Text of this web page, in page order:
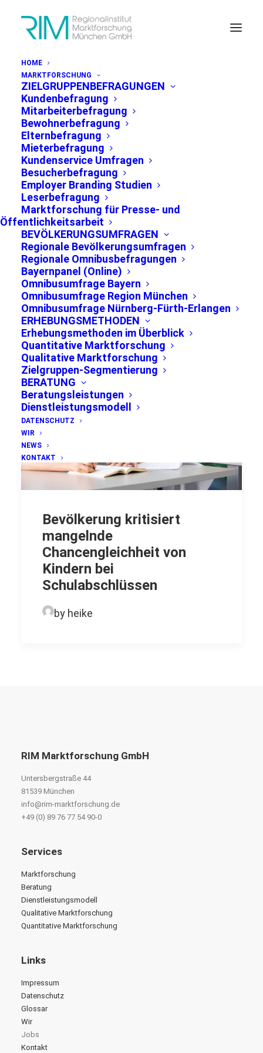
HOME
MARKTFORSCHUNG
ZIELGRUPPENBEFRAGUNGEN
Kundenbefragung
Mitarbeiterbefragung
Bewohnerbefragung
Elternbefragung
Mieterbefragung
Kundenservice Umfragen
Besucherbefragung
Employer Branding Studien
Leserbefragung
Marktforschung für Presse- und
Öffentlichkeitsarbeit
BEVÖLKERUNGSUMFRAGEN
Regionale Bevölkerungsumfragen
Regionale Omnibusbefragungen
Bayernpanel (Online)
Omnibusumfrage Bayern
Omnibusumfrage Region München
Omnibusumfrage Nürnberg-Fürth-Erlangen
ERHEBUNGSMETHODEN
Erhebungsmethoden im Überblick
Quantitative Marktforschung
Qualitative Marktforschung
Zielgruppen-Segmentierung
BERATUNG
Beratungsleistungen
Dienstleistungsmodell
DATENSCHUTZ
WIR
NEWS
KONTAKT
Schulabschluss
Bevölkerung kritisiert
mangelnde
Chancengleichheit von
Kindern bei
Schulabschlüssen
by heike
RIM Marktforschung GmbH
Untersbergstraße 44
81539 München
info@rim-marktforschung.de
+49 (0) 89 76 77 54 90-0
Services
Marktforschung
Beratung
Dienstleistungsmodell
Qualitative Marktforschung
Quantitative Marktforschung
Links
Impressum
Datenschutz
Glossar
Wir
Jobs
Kontakt